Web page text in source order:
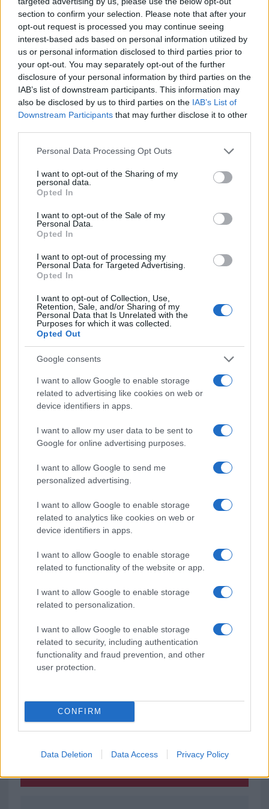
section to confirm your selection. Please note that after your
opt-out request is processed you may continue seeing
interest-based ads based on personal information utilized by
us or personal information disclosed to third parties prior to
your opt-out. You may separately opt-out of the further
disclosure of your personal information by third parties on the
IAB’s list of downstream participants. This information may
also be disclosed by us to third parties on the IAB’s List of
Downstream Participants that may further disclose it to other
Please note that this website/app uses one or more Google
not limited to your visit or usage behaviour. You may click to
grant or deny consent to Google and its third-party tags to
use your data for below specified purposes in below Google
consent section.
Personal Data Processing Opt Outs
I want to opt-out of the Sharing of my
personal data.
Opted In
I want to opt-out of the Sale of my
Personal Data.
Opted In
I want to opt-out of processing my
Personal Data for Targeted Advertising.
Opted In
I want to opt-out of Collection, Use,
Retention, Sale, and/or Sharing of my
Personal Data that Is Unrelated with the
Purposes for which it was collected.
Opted Out
Google consents
I want to allow Google to enable storage
related to advertising like cookies on web or
device identifiers in apps.
I want to allow my user data to be sent to
Google for online advertising purposes.
I want to allow Google to send me
personalized advertising.
I want to allow Google to enable storage
related to analytics like cookies on web or
device identifiers in apps.
I want to allow Google to enable storage
related to functionality of the website or app.
I want to allow Google to enable storage
related to personalization.
I want to allow Google to enable storage
related to security, including authentication
functionality and fraud prevention, and other
user protection.
CONFIRM
Data Deletion Data Access Privacy Policy
TEMI: Arzachena Calcio Olbia Calcio
Entra nel canale telegram di
GalluraOggi.it
Inviaci le tue segnalazioni,
i tuoi video e le tue foto
345 356 7512